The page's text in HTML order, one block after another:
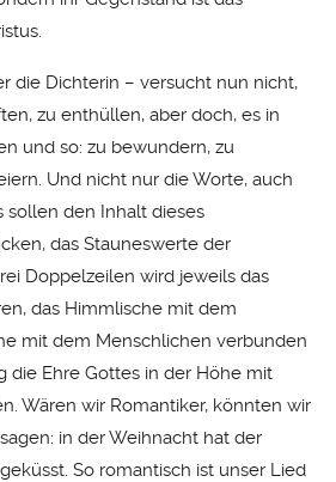
die Dichterin – versucht nun nicht,
zu enthüllen, aber doch, es in
und so: zu bewundern, zu
Und nicht nur die Worte, auch
sollen den Inhalt dieses
das Stauneswerte der
Doppelzeilen wird jeweils das
das Himmlische mit dem
mit dem Menschlichen verbunden
die Ehre Gottes in der Höhe mit
Wären wir Romantiker, könnten wir
in der Weihnacht hat der
So romantisch ist unser Lied